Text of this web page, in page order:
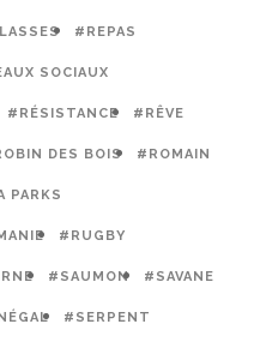
#REPAS
SOCIAUX
#RÉSISTANCE #RÊVE
DES BOIS #ROMAIN
PARKS
#RUGBY
#SAUMON #SAVANE
#SERPENT